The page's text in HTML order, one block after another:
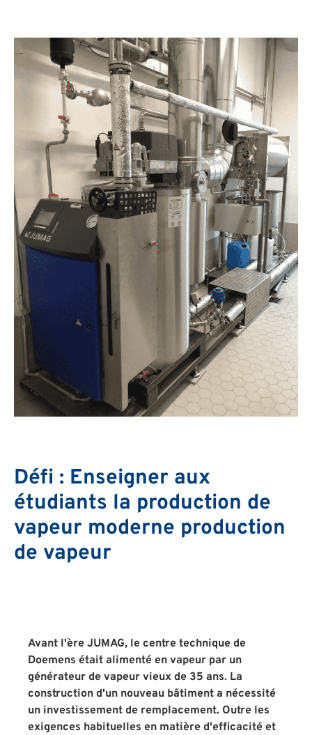
Défi : Enseigner aux
étudiants la production de
vapeur moderne production
de vapeur
Avant l'ère JUMAG, le centre technique de
Doemens était alimenté en vapeur par un
générateur de vapeur vieux de 35 ans. La
construction d'un nouveau bâtiment a nécessité
un investissement de remplacement. Outre les
exigences habituelles en matière d'efficacité et